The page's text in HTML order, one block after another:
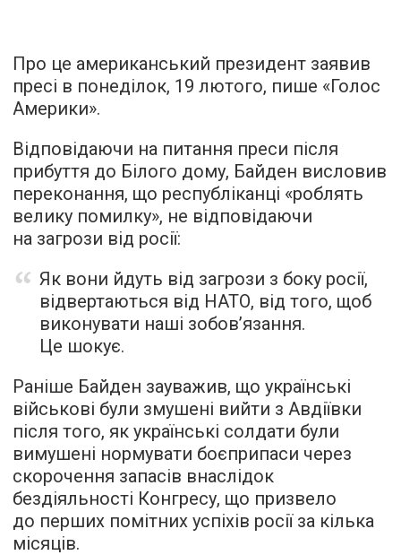
Про це американський президент заявив
пресі в понеділок, 19 лютого, пише «Голос
Америки».
Відповідаючи на питання преси після
прибуття до Білого дому, Байден висловив
переконання, що республіканці «роблять
велику помилку», не відповідаючи
на загрози від росії:
Як вони йдуть від загрози з боку росії,
відвертаються від НАТО, від того, щоб
виконувати наші зобов’язання.
Це шокує.
Раніше Байден зауважив, що українські
військові були змушені вийти з Авдіївки
після того, як українські солдати були
вимушені нормувати боєприпаси через
скорочення запасів внаслідок
бездіяльності Конгресу, що призвело
до перших помітних успіхів росії за кілька
місяців.